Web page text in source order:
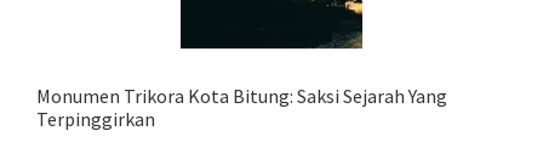
Monumen Trikora Kota Bitung: Saksi Sejarah Yang
Terpinggirkan